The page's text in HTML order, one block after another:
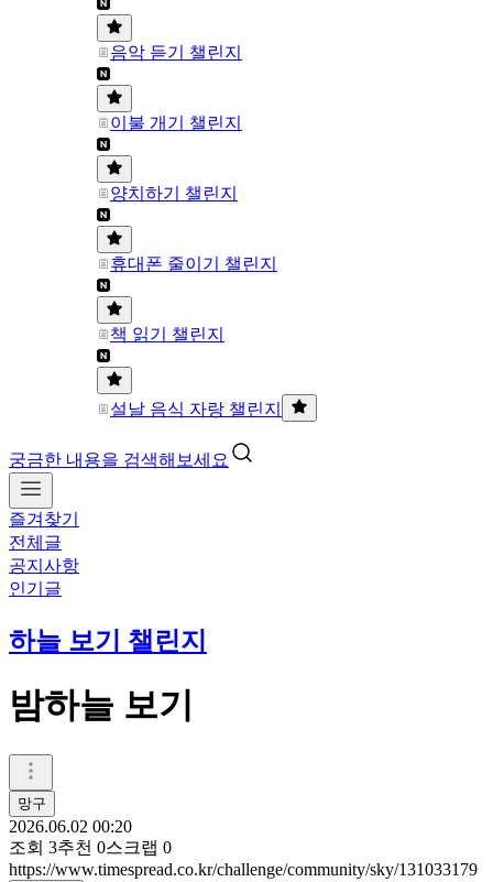
음악 듣기 챌린지
이불 개기 챌린지
양치하기 챌린지
휴대폰 줄이기 챌린지
책 읽기 챌린지
설날 음식 자랑 챌린지
궁금한 내용을 검색해보세요
즐겨찾기
전체글
공지사항
인기글
하늘 보기 챌린지
밤하늘 보기
망구
2026.06.02 00:20
조회 3추천 0스크랩 0
https://www.timespread.co.kr/challenge/community/sky/131033179